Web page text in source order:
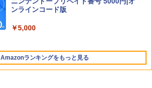
ラー 連射機能 ワイヤレス switch2コン
トローラ Switch2コントローラー
￥2,960
￥3,779
【特典】真・三國無双2 with 猛将伝 Re
ーズ ]
ンラインコード版
￥5,000
Amazonランキングをもっと見る